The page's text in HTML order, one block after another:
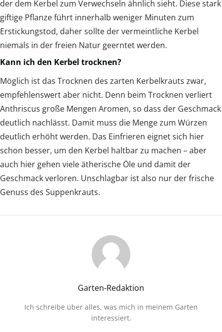
der dem Kerbel zum Verwechseln ähnlich sieht. Diese stark
giftige Pflanze führt innerhalb weniger Minuten zum
Erstickungstod, daher sollte der vermeintliche Kerbel
niemals in der freien Natur geerntet werden.
Kann ich den Kerbel trocknen?
Möglich ist das Trocknen des zarten Kerbelkrauts zwar,
empfehlenswert aber nicht. Denn beim Trocknen verliert
Anthriscus große Mengen Aromen, so dass der Geschmack
deutlich nachlässt. Damit muss die Menge zum Würzen
deutlich erhöht werden. Das Einfrieren eignet sich hier
schon besser, um den Kerbel haltbar zu machen – aber
auch hier gehen viele ätherische Öle und damit der
Geschmack verloren. Unschlagbar ist also nur der frische
Genuss des Suppenkrauts.
Garten-Redaktion
Ich schreibe über alles, was mich in meinem Garten
interessiert.